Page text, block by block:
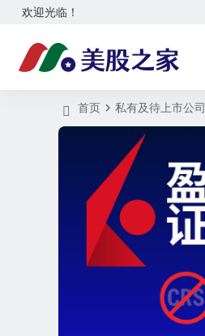
欢迎光临！
首页 私有及待上市公司